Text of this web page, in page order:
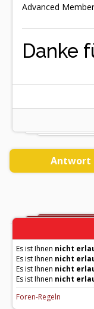
Advanced Member
Danke
Antwort
Es ist Ihnen nicht
Es ist Ihnen nicht
Es ist Ihnen nicht
Es ist Ihnen nicht
Foren-Regeln